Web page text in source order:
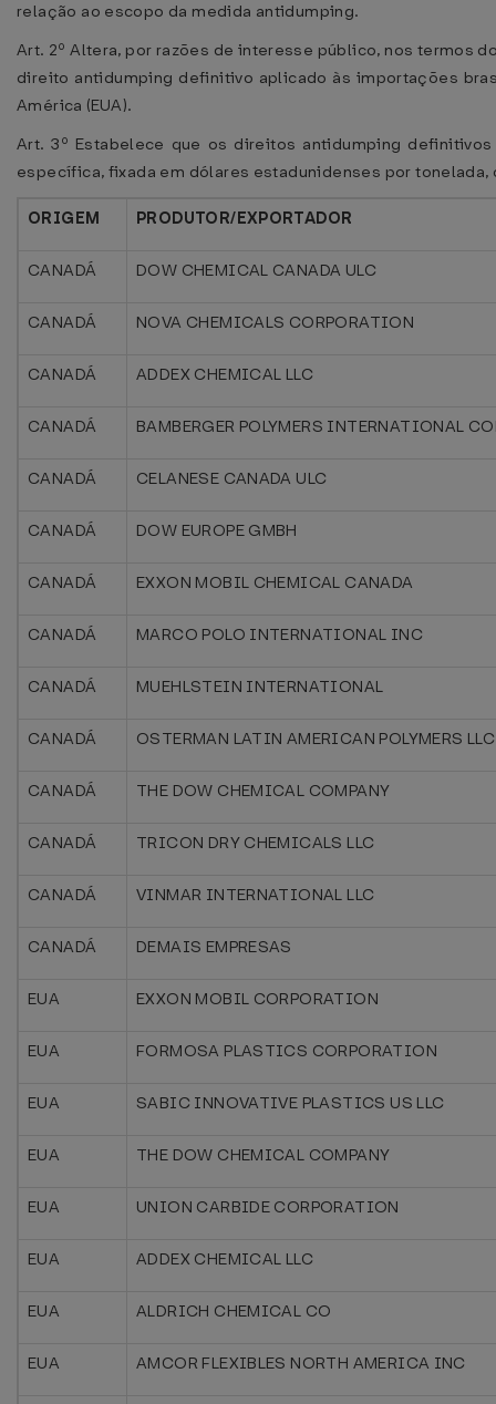
relação ao escopo da medida antidumping.
Art. 2º Altera, por razões de interesse público, nos termos
direito antidumping definitivo aplicado às importações
América (EUA).
Art. 3º Estabelece que os direitos antidumping
específica, fixada em dólares estadunidenses por
ORIGEM PRODUTOR/EXPORTADOR
CANADÁ DOW CHEMICAL CANADA ULC
CANADÁ NOVA CHEMICALS CORPORATION
CANADÁ ADDEX CHEMICAL LLC
CANADÁ BAMBERGER POLYMERS INTERNATIONAL
CANADÁ CELANESE CANADA ULC
CANADÁ DOW EUROPE GMBH
CANADÁ EXXON MOBIL CHEMICAL CANADA
CANADÁ MARCO POLO INTERNATIONAL INC
CANADÁ MUEHLSTEIN INTERNATIONAL
CANADÁ OSTERMAN LATIN AMERICAN POLYMERS LLC
CANADÁ THE DOW CHEMICAL COMPANY
CANADÁ TRICON DRY CHEMICALS LLC
CANADÁ VINMAR INTERNATIONAL LLC
CANADÁ DEMAIS EMPRESAS
EUA EXXON MOBIL CORPORATION
EUA FORMOSA PLASTICS CORPORATION
EUA SABIC INNOVATIVE PLASTICS US LLC
EUA THE DOW CHEMICAL COMPANY
EUA UNION CARBIDE CORPORATION
EUA ADDEX CHEMICAL LLC
EUA ALDRICH CHEMICAL CO
EUA AMCOR FLEXIBLES NORTH AMERICA INC